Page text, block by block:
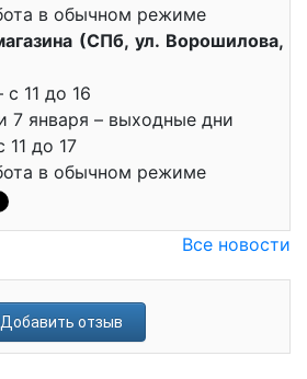
в обычном режиме
(СПб, ул. Ворошилова,
11 до 16
7 января – выходные дни
11 до 17
в обычном режиме
Все новости
Добавить отзыв